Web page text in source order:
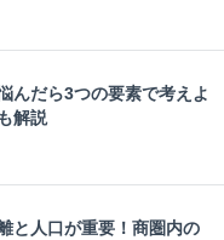
んだら3つの要素で考えよ
解説
と人口が重要！商圏内の